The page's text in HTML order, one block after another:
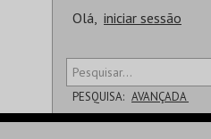
Olá, iniciar sessão
PESQUISA: AVANÇADA